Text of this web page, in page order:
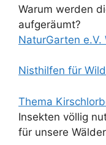
Warum werden
aufgeräumt?
NaturGarten e.V.
Nisthilfen für
Thema Kirsc
Insekten völlig
für unsere Wälder